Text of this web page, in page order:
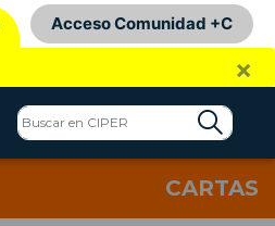
Acceso Comunidad +C
×
CARTAS